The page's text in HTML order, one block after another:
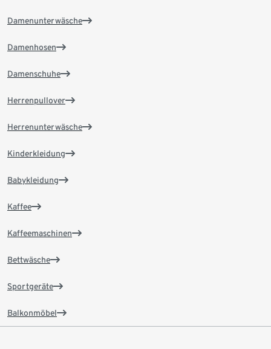
Damenunterwäsche
Damenhosen
Damenschuhe
Herrenpullover
Herrenunterwäsche
Kinderkleidung
Babykleidung
Kaffee
Kaffeemaschinen
Bettwäsche
Sportgeräte
Balkonmöbel